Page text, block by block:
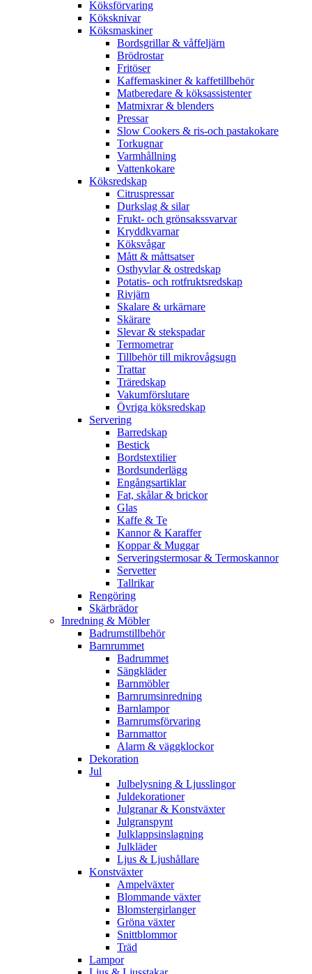
Köksförvaring
Köksknivar
Köksmaskiner
Bordsgrillar & våffeljärn
Brödrostar
Fritöser
Kaffemaskiner & kaffetillbehör
Matberedare & köksassistenter
Matmixrar & blenders
Pressar
Slow Cookers & ris-och pastakokare
Torkugnar
Varmhållning
Vattenkokare
Köksredskap
Citruspressar
Durkslag & silar
Frukt- och grönsakssvarvar
Kryddkvarnar
Köksvågar
Mått & måttsatser
Osthyvlar & ostredskap
Potatis- och rotfruktsredskap
Rivjärn
Skalare & urkärnare
Skärare
Slevar & stekspadar
Termometrar
Tillbehör till mikrovågsugn
Trattar
Träredskap
Vakumförslutare
Övriga köksredskap
Servering
Barredskap
Bestick
Bordstextilier
Bordsunderlägg
Engångsartiklar
Fat, skålar & brickor
Glas
Kaffe & Te
Kannor & Karaffer
Koppar & Muggar
Serveringstermosar & Termoskannor
Servetter
Tallrikar
Rengöring
Skärbrädor
Inredning & Möbler
Badrumstillbehör
Barnrummet
Badrummet
Sängkläder
Barnmöbler
Barnrumsinredning
Barnlampor
Barnrumsförvaring
Barnmattor
Alarm & väggklockor
Dekoration
Jul
Julbelysning & Ljusslingor
Juldekorationer
Julgranar & Konstväxter
Julgranspynt
Julklappsinslagning
Julkläder
Ljus & Ljushållare
Konstväxter
Ampelväxter
Blommande växter
Blomstergirlanger
Gröna växter
Snittblommor
Träd
Lampor